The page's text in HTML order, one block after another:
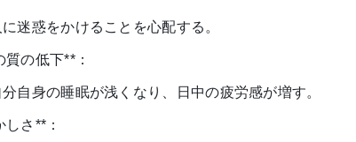
迷惑をかけることを心配する。
の低下**：
自身の睡眠が浅くなり、日中の疲労感が増す。
さ**：